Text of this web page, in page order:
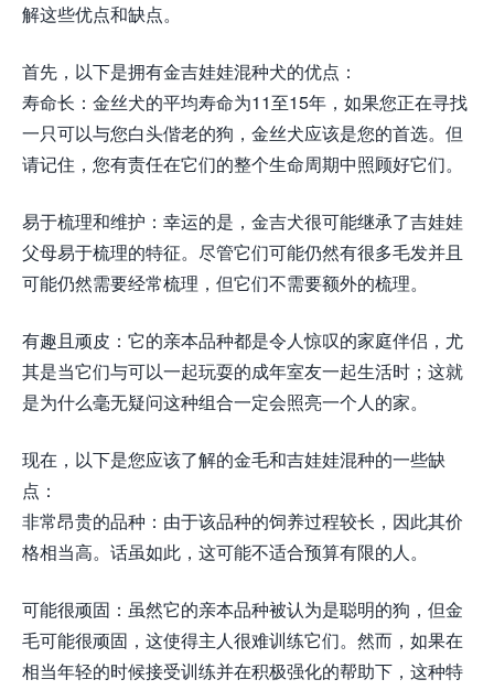
解这些优点和缺点。
首先，以下是拥有金吉娃娃混种犬的优点：
寿命长：金丝犬的平均寿命为11至15年，如果您正在寻找
一只可以与您白头偕老的狗，金丝犬应该是您的首选。但
请记住，您有责任在它们的整个生命周期中照顾好它们。
易于梳理和维护：幸运的是，金吉犬很可能继承了吉娃娃
父母易于梳理的特征。尽管它们可能仍然有很多毛发并且
可能仍然需要经常梳理，但它们不需要额外的梳理。
有趣且顽皮：它的亲本品种都是令人惊叹的家庭伴侣，尤
其是当它们与可以一起玩耍的成年室友一起生活时；这就
是为什么毫无疑问这种组合一定会照亮一个人的家。
现在，以下是您应该了解的金毛和吉娃娃混种的一些缺
点：
非常昂贵的品种：由于该品种的饲养过程较长，因此其价
格相当高。话虽如此，这可能不适合预算有限的人。
可能很顽固：虽然它的亲本品种被认为是聪明的狗，但金
毛可能很顽固，这使得主人很难训练它们。然而，如果在
相当年轻的时候接受训练并在积极强化的帮助下，这种特